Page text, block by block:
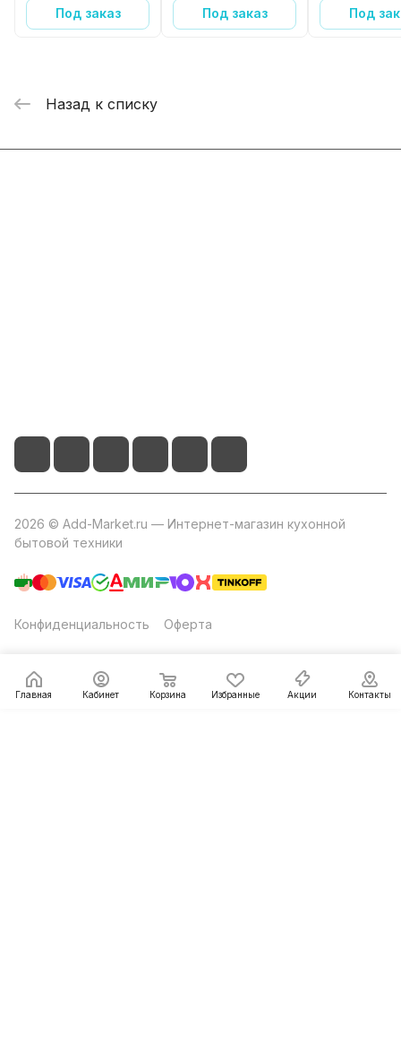
Под заказ Под заказ Под
Назад к списку
Главная Кабинет Корзина Избранные Акции Контакты
2026 © Add-Market.ru — Интернет-магазин кухонной
бытовой техники
Конфиденциальность Оферта